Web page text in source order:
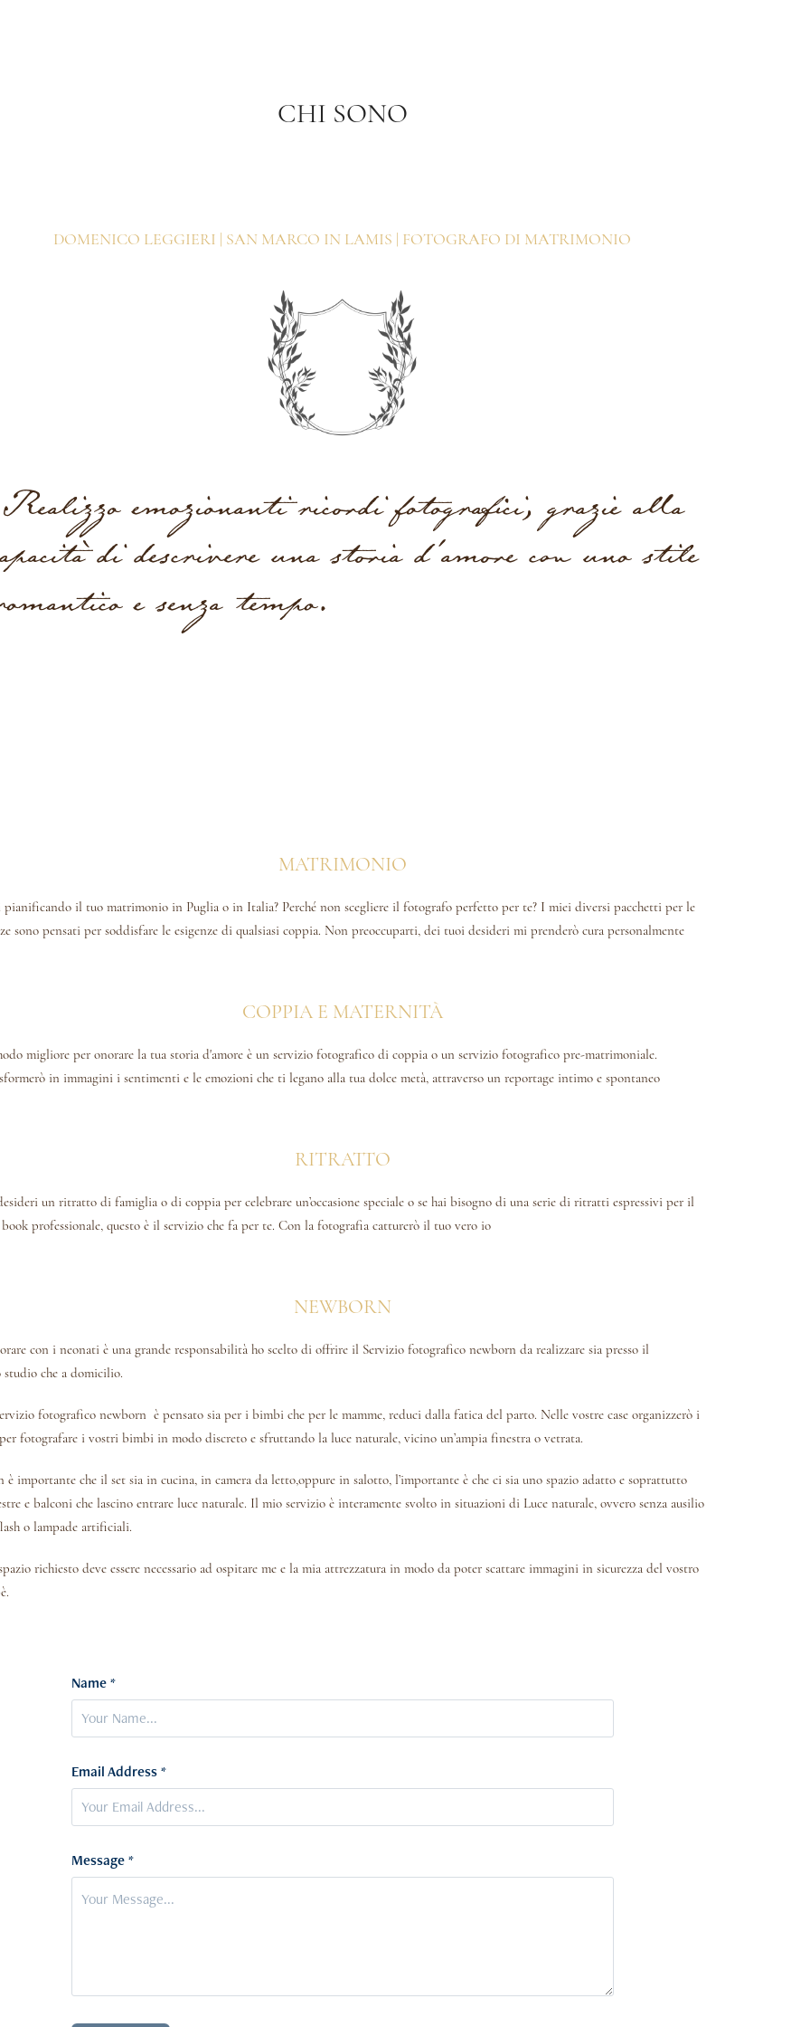
CHI SONO
DOMENICO LEGGIERI | SAN MARCO IN LAMIS | FOTOGRAFO DI MATRIMONIO
Realizzo emozionanti ricordi fotografici, grazie alla
di descrivere una storia d'amore con uno stile
e senza tempo.
MATRIMONIO
pianificando il tuo matrimonio in Puglia o in Italia? Perché non scegliere il fotografo perfetto per te? I miei diversi pacchetti per le
sono pensati per soddisfare le esigenze di qualsiasi coppia. Non preoccuparti, dei tuoi desideri mi prenderò cura personalmente
COPPIA E MATERNITÀ
migliore per onorare la tua storia d'amore è un servizio fotografico di coppia o un servizio fotografico pre-matrimoniale.
in immagini i sentimenti e le emozioni che ti legano alla tua dolce metà, attraverso un reportage intimo e spontaneo
RITRATTO
un ritratto di famiglia o di coppia per celebrare un’occasione speciale o se hai bisogno di una serie di ritratti espressivi per il
professionale, questo è il servizio che fa per te. Con la fotografia catturerò il tuo vero io
NEWBORN
con i neonati è una grande responsabilità ho scelto di offrire il Servizio fotografico newborn da realizzare sia presso il
studio che a domicilio.
fotografico newborn è pensato sia per i bimbi che per le mamme, reduci dalla fatica del parto. Nelle vostre case organizzerò i
fotografare i vostri bimbi in modo discreto e sfruttando la luce naturale, vicino un’ampia finestra o vetrata.
è importante che il set sia in cucina, in camera da letto,oppure in salotto, l’importante è che ci sia uno spazio adatto e soprattutto
e balconi che lascino entrare luce naturale. Il mio servizio è interamente svolto in situazioni di Luce naturale, ovvero senza ausilio
o lampade artificiali.
richiesto deve essere necessario ad ospitare me e la mia attrezzatura in modo da poter scattare immagini in sicurezza del vostro
Name *
Email Address *
Message *